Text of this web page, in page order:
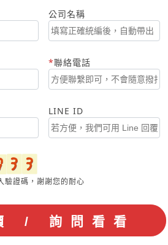
公司名稱
聯絡電話
LINE ID
驗證碼，謝謝您的耐心